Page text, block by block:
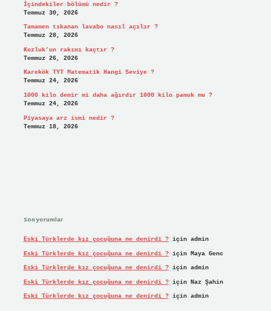
İçindekiler bölümü nedir ?
Temmuz 30, 2026
Tamamen tıkanan lavabo nasıl açılır ?
Temmuz 28, 2026
Kozluk’un rakımı kaçtır ?
Temmuz 26, 2026
Karekök TYT Matematik Hangi Seviye ?
Temmuz 24, 2026
1000 kilo demir mi daha ağırdır 1000 kilo pamuk mu ?
Temmuz 24, 2026
Piyasaya arz ismi nedir ?
Temmuz 18, 2026
Son yorumlar
Eski Türklerde kız çocuğuna ne denirdi ?için admin
Eski Türklerde kız çocuğuna ne denirdi ?için Maya Genc
Eski Türklerde kız çocuğuna ne denirdi ?için admin
Eski Türklerde kız çocuğuna ne denirdi ?için Naz Şahin
Eski Türklerde kız çocuğuna ne denirdi ?için admin